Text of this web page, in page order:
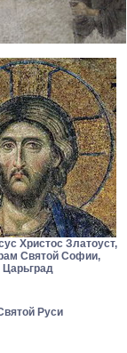
Христос Златоуст,
Святой Софии,
Царьград
Руси